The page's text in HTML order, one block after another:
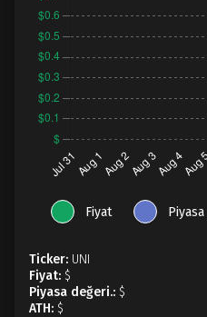
Fiyat
Ticker: UNI
Fiyat: $
Piyasa değeri.: $
ATH: $